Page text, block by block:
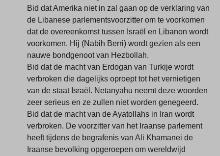
Bid dat Amerika niet in zal gaan op de verklaring van
de Libanese parlementsvoorzitter om te voorkomen
dat de overeenkomst tussen Israël en Libanon wordt
voorkomen. Hij (Nabih Berri) wordt gezien als een
nauwe bondgenoot van Hezbollah.
Bid dat de macht van Erdogan van Turkije wordt
verbroken die dagelijks oproept tot het vernietigen
van de staat Israël. Netanyahu neemt deze woorden
zeer serieus en ze zullen niet worden genegeerd.
Bid dat de macht van de Ayatollahs in Iran wordt
verbroken. De voorzitter van het Iraanse parlement
heeft tijdens de begrafenis van Ali Khamanei de
Iraanse bevolking opgeroepen om wereldwijd